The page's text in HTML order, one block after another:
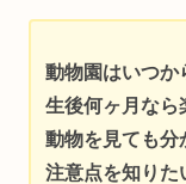
動物園はいつか
生後何ヶ月なら
動物を見ても分
注意点を知りた